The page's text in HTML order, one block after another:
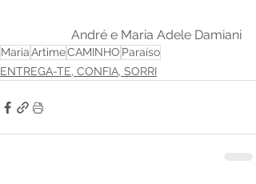
André e Maria Adele Damiani
MariaArtimeCAMINHO Paraíso
ENTREGA-TE, CONFIA, SORRI